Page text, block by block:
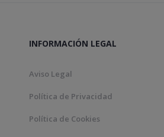
INFORMACIÓN LEGAL
Aviso Legal
Política de Privacidad
Política de Cookies